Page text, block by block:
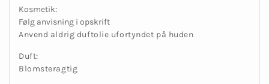
Kosmetik:
Følg anvisning i opskrift
Anvend aldrig duftolie ufortyndet på huden
Duft:
Blomsteragtig